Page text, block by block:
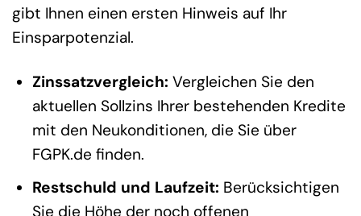
gibt Ihnen einen ersten Hinweis auf Ihr
Einsparpotenzial.
Zinssatzvergleich: Vergleichen Sie den
aktuellen Sollzins Ihrer bestehenden Kredite
mit den Neukonditionen, die Sie über
FGPK.de finden.
Restschuld und Laufzeit: Berücksichtigen
Sie die Höhe der noch offenen